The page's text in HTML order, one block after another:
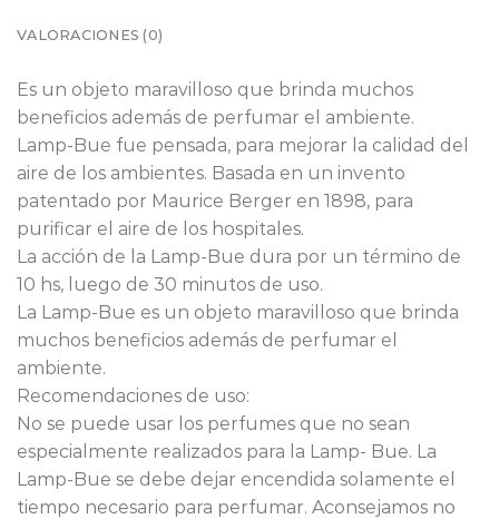
VALORACIONES (0)
Es un objeto maravilloso que brinda muchos
beneficios además de perfumar el ambiente.
Lamp-Bue fue pensada, para mejorar la calidad del
aire de los ambientes. Basada en un invento
patentado por Maurice Berger en 1898, para
purificar el aire de los hospitales.
La acción de la Lamp-Bue dura por un término de
10 hs, luego de 30 minutos de uso.
La Lamp-Bue es un objeto maravilloso que brinda
muchos beneficios además de perfumar el
ambiente.
Recomendaciones de uso:
No se puede usar los perfumes que no sean
especialmente realizados para la Lamp- Bue. La
Lamp-Bue se debe dejar encendida solamente el
tiempo necesario para perfumar. Aconsejamos no